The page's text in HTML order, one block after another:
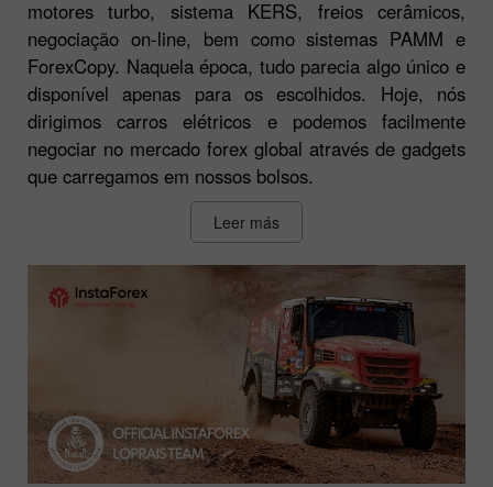
motores turbo, sistema KERS, freios cerâmicos,
negociação on-line, bem como sistemas PAMM e
ForexCopy. Naquela época, tudo parecia algo único e
disponível apenas para os escolhidos. Hoje, nós
dirigimos carros elétricos e podemos facilmente
negociar no mercado forex global através de gadgets
que carregamos em nossos bolsos.
Leer más